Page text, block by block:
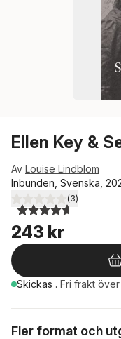
Ellen Key &
Av Louise Lindblom
Inbunden, Svenska,
4,7utav 5 stjärnor.
(3)
243 kr
Skickas . Fri frakt
Fler format och